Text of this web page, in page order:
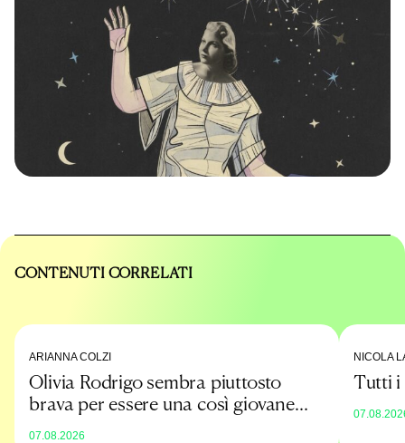
CONTENUTI CORRELATI
ARIANNA COLZI
Olivia Rodrigo sembra piuttosto
brava per essere una così giovane
07.08.2026
NICOLA
Tutti i